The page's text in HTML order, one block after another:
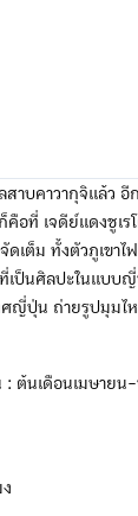
สาบคาวากุจิแล้ว
คือที่ เจดีย์แดงชูเ
ดเต็ม ทั้งตัวภูเขา
เป็นศิลปะในแบบ
ศญี่ปุ่น ถ่ายรูปมุมไ
: ต้นเดือนเมษายน